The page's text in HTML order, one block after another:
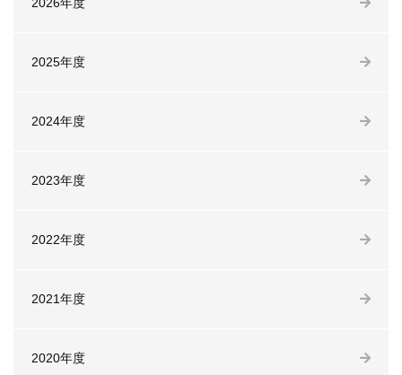
2026年度
2025年度
2024年度
2023年度
2022年度
2021年度
2020年度